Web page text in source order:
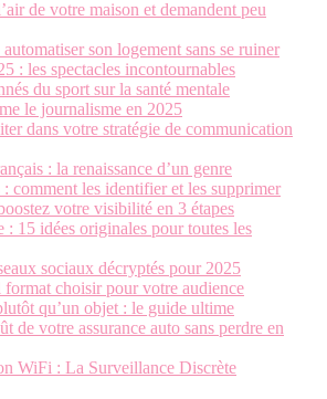
de votre maison et demandent peu
son logement sans se ruiner
: les spectacles incontournables
du sport sur la santé mentale
le journalisme en 2025
dans votre stratégie de communication
: la renaissance d’un genre
comment les identifier et les supprimer
votre visibilité en 3 étapes
: 15 idées originales pour toutes les
sociaux décryptés pour 2025
choisir pour votre audience
qu’un objet : le guide ultime
de votre assurance auto sans perdre en
WiFi : La Surveillance Discrète